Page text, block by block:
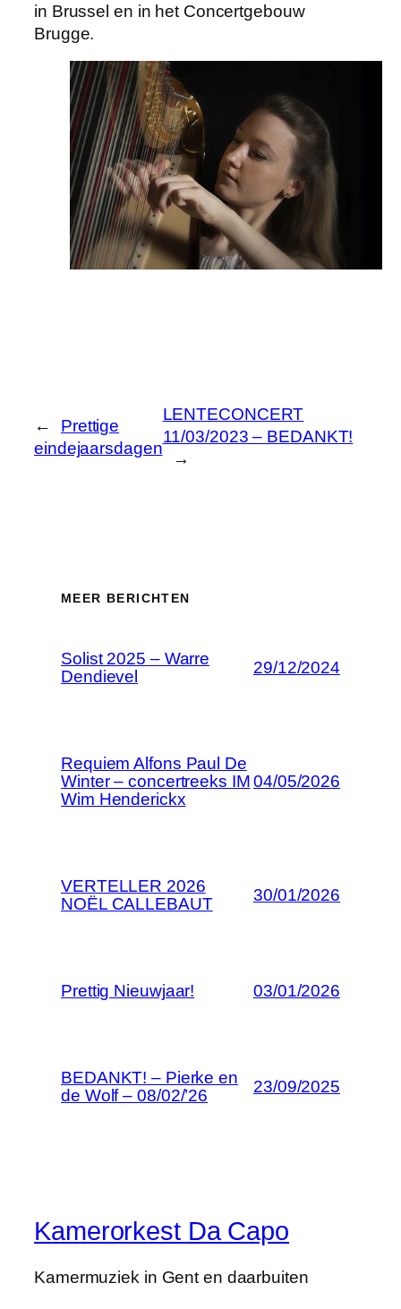
in Brussel en in het Concertgebouw
Brugge.
←
Prettige
eindejaarsdagen
LENTECONCERT
11/03/2023 – BEDANKT!
→
MEER BERICHTEN
Solist 2025 – Warre
Dendievel
29/12/2024
Requiem Alfons Paul De
Winter – concertreeks IM
Wim Henderickx
04/05/2026
VERTELLER 2026
NOËL CALLEBAUT
30/01/2026
Prettig Nieuwjaar! 03/01/2026
BEDANKT! – Pierke en
de Wolf – 08/02/’26
23/09/2025
Kamerorkest Da Capo
Kamermuziek in Gent en daarbuiten